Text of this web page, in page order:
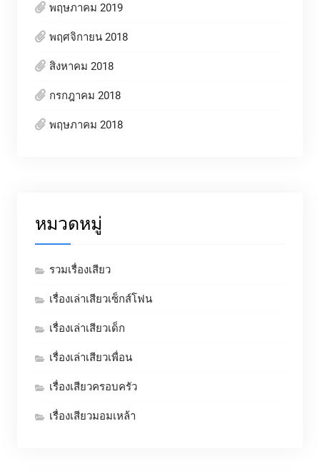
พฤษภาคม 2019
พฤศจิกายน 2018
สิงหาคม 2018
กรกฎาคม 2018
พฤษภาคม 2018
หมวดหมู่
รวมเรื่องเสียว
เรื่องเล่าเสียวเซ็กส์โฟน
เรื่องเล่าเสียวเด็ก
เรื่องเล่าเสียวเพื่อน
เรื่องเสียวครอบครัว
เรื่องเสียวมอมเหล้า